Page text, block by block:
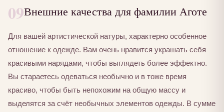
09Внешние качества для фамилии Аготе
Для вашей артистической натуры, характерно особенное
отношение к одежде. Вам очень нравится украшать себя
красивыми нарядами, чтобы выглядеть более эффектно.
Вы стараетесь одеваться необычно и в тоже время
красиво, чтобы быть непохожим на общую массу и
выделятся за счёт необычных элементов одежды. В сумме